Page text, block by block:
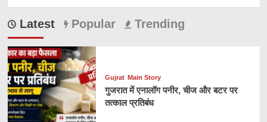
Latest Popular Trending
Gujrat Main Story
गुजरात में एनालॉग पनीर, चीज और बटर पर
तत्काल प्रतिबंध